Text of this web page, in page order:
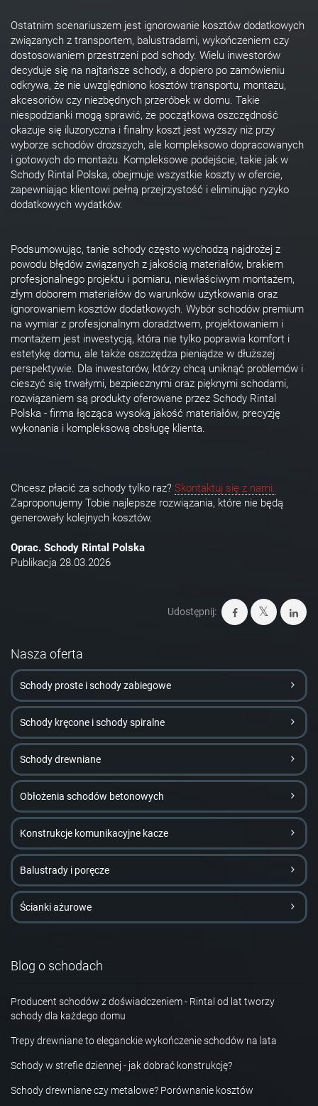
Ostatnim scenariuszem jest ignorowanie kosztów dodatkowych
związanych z transportem, balustradami, wykończeniem czy
dostosowaniem przestrzeni pod schody. Wielu inwestorów
decyduje się na najtańsze schody, a dopiero po zamówieniu
odkrywa, że nie uwzględniono kosztów transportu, montażu,
akcesoriów czy niezbędnych przeróbek w domu. Takie
niespodzianki mogą sprawić, że początkowa oszczędność
okazuje się iluzoryczna i finalny koszt jest wyższy niż przy
wyborze schodów droższych, ale kompleksowo dopracowanych
i gotowych do montażu. Kompleksowe podejście, takie jak w
Schody Rintal Polska, obejmuje wszystkie koszty w ofercie,
zapewniając klientowi pełną przejrzystość i eliminując ryzyko
dodatkowych wydatków.
Podsumowując, tanie schody często wychodzą najdrożej z
powodu błędów związanych z jakością materiałów, brakiem
profesjonalnego projektu i pomiaru, niewłaściwym montażem,
złym doborem materiałów do warunków użytkowania oraz
ignorowaniem kosztów dodatkowych. Wybór schodów premium
na wymiar z profesjonalnym doradztwem, projektowaniem i
montażem jest inwestycją, która nie tylko poprawia komfort i
estetykę domu, ale także oszczędza pieniądze w dłuższej
perspektywie. Dla inwestorów, którzy chcą uniknąć problemów i
cieszyć się trwałymi, bezpiecznymi oraz pięknymi schodami,
rozwiązaniem są produkty oferowane przez Schody Rintal
Polska - firma łącząca wysoką jakość materiałów, precyzję
wykonania i kompleksową obsługę klienta.
Chcesz płacić za schody tylko raz? Skontaktuj się z nami.
Zaproponujemy Tobie najlepsze rozwiązania, które nie będą
generowały kolejnych kosztów.
Oprac. Schody Rintal Polska
Publikacja 28.03.2026
Udostępnij:
Nasza oferta
Schody proste i schody zabiegowe
Schody kręcone i schody spiralne
Schody drewniane
Obłożenia schodów betonowych
Konstrukcje komunikacyjne kacze
Balustrady i poręcze
Ścianki ażurowe
Blog o schodach
Producent schodów z doświadczeniem - Rintal od lat tworzy
schody dla każdego domu
Trepy drewniane to eleganckie wykończenie schodów na lata
Schody w strefie dziennej - jak dobrać konstrukcję?
Schody drewniane czy metalowe? Porównanie kosztów